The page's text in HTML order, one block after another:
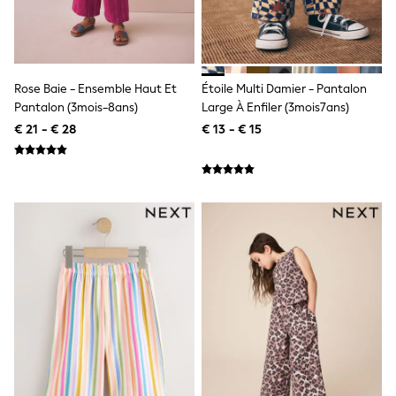
All Occasionwear
All Partywear
Wedding
Cardigans
Skirts
Shop all
Peppa Pig
Gaming
Harry Potter
Spider man
New In
Trainers
Hoodies & Sweatshirts
T-Shirts & Vests
Leggings
Swim
adidas
Rose Baie - Ensemble Haut Et
Pantalon (3mois-8ans)
€ 21 - € 28
Étoile Multi Damier - Pantalon
Large À Enfiler (3mois7ans)
€ 13 - € 15